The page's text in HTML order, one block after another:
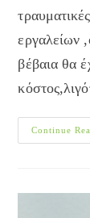
εργαλείων
βέβαια θα
Continue